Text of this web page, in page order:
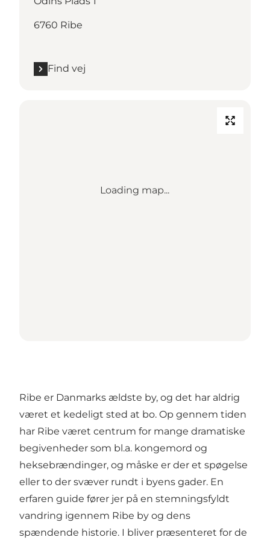
6760 Ribe
Find vej
Loading map...
Ribe er Danmarks ældste by, og det har aldrig
været et kedeligt sted at bo. Op gennem tiden
har Ribe været centrum for mange dramatiske
begivenheder som bl.a. kongemord og
heksebrændinger, og måske er der et spøgelse
eller to der svæver rundt i byens gader. En
erfaren guide fører jer på en stemningsfyldt
vandring igennem Ribe by og dens
spændende historie. I bliver præsenteret for de